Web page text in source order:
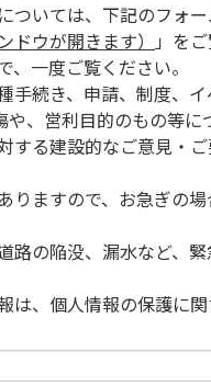
いては、下記のフォー
ウが開きます）
」を
一度ご覧ください。
手続き、申請、制度、
、営利目的のもの等
する建設的なご意見・
りますので、お急ぎの
路の陥没、漏水など、
は、個人情報の保護に